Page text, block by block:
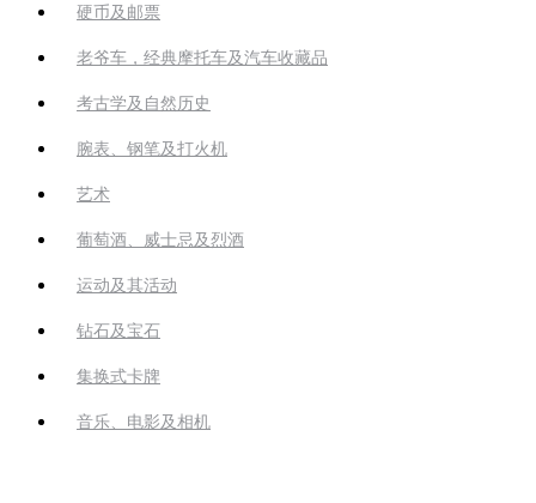
硬币及邮票
老爷车，经典摩托车及汽车收藏品
考古学及自然历史
腕表、钢笔及打火机
艺术
葡萄酒、威士忌及烈酒
运动及其活动
钻石及宝石
集换式卡牌
音乐、电影及相机